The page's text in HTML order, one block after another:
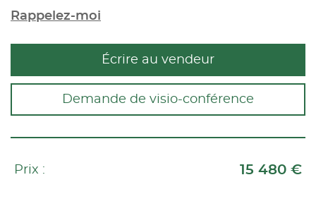
Rappelez-moi
Écrire au vendeur
Demande de visio-conférence
Prix : 15 480 €